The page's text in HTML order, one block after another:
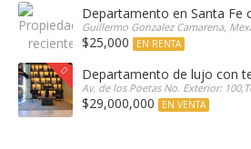
Departamento en Santa Fe
Guillermo Gonzalez Camarena,
$25,000 EN RENTA
Departamento de lujo con
Av. de los Poetas No. Exterior:
$29,000,000 EN VENTA